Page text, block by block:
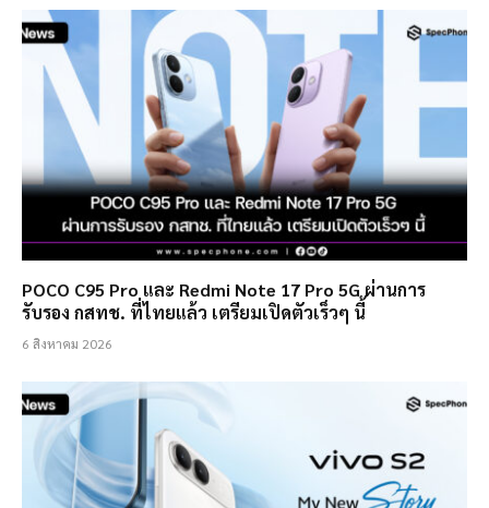
POCO C95 Pro และ Redmi Note 17 Pro 5G ผ่านการ
รับรอง กสทช. ที่ไทยแล้ว เตรียมเปิดตัวเร็วๆ นี้
6 สิงหาคม 2026